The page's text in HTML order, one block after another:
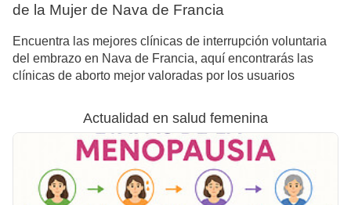
de la Mujer de Nava de Francia
Encuentra las mejores clínicas de interrupción voluntaria
del embrazo en Nava de Francia, aquí encontrarás las
clínicas de aborto mejor valoradas por los usuarios
Actualidad en salud femenina